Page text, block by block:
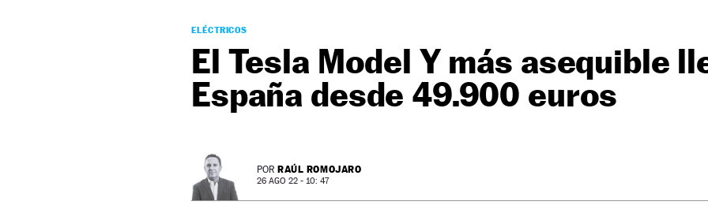
ELÉCTRICOS
El Tesla Model Y más asequible
España desde 49.900 euros
POR RAÚL ROMOJARO
26 AGO 22 - 10: 47